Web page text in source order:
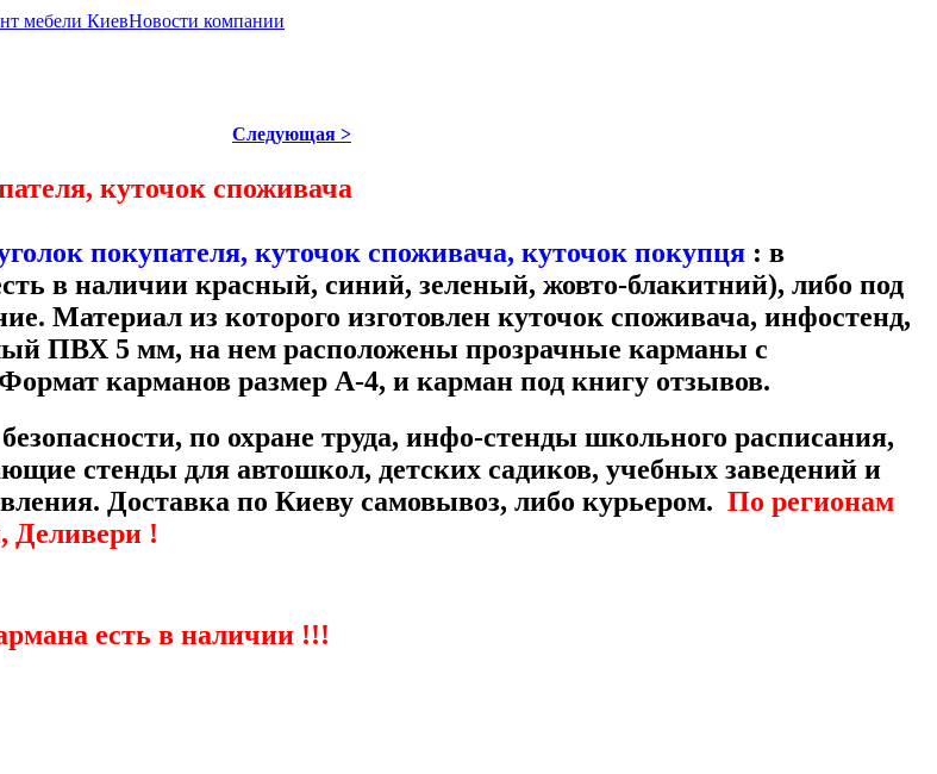
мебели КиевНовости компании
Следующая >
куточок споживача
покупателя, куточок споживача, куточок покупця : в
в наличии красный, синий, зеленый, жовто-блакитний), либо под
Материал из которого изготовлен куточок споживача, инфостенд,
ПВХ 5 мм, на нем расположены прозрачные карманы с
карманов размер А-4, и карман под книгу отзывов.
по охране труда, инфо-стенды школьного расписания,
стенды для автошкол, детских садиков, учебных заведений и
Доставка по Киеву самовывоз, либо курьером. По регионам
Деливери !
есть в наличии !!!